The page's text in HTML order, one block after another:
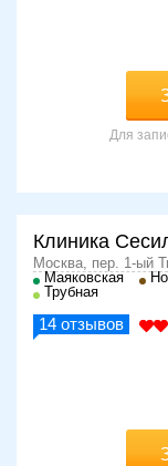
Для
Клиника
Москва, пер. 1-ый
Маяковская
Трубная
14 отзывов